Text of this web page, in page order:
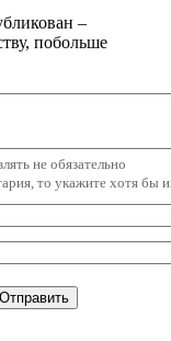
–
побольше
не обязательно
то укажите хотя бы